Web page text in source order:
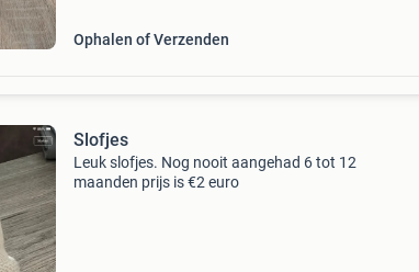
Ophalen of Verzenden
Slofjes
Leuk slofjes. Nog nooit aangehad 6 tot 12
maanden prijs is €2 euro